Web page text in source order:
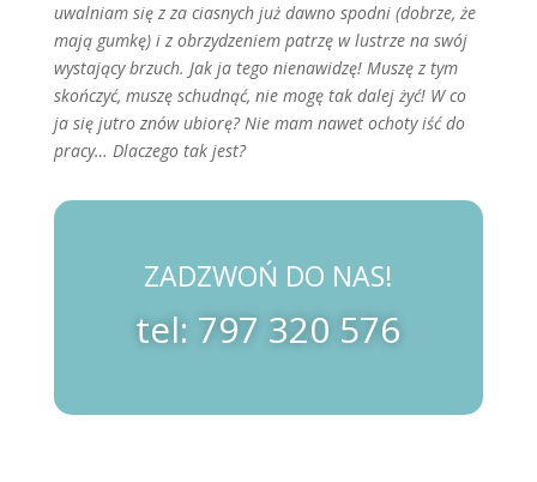
uwalniam się z za ciasnych już dawno spodni (dobrze, że
mają gumkę) i z obrzydzeniem patrzę w lustrze na swój
wystający brzuch. Jak ja tego nienawidzę! Muszę z tym
skończyć, muszę schudnąć, nie mogę tak dalej żyć! W co
ja się jutro znów ubiorę? Nie mam nawet ochoty iść do
pracy… Dlaczego tak jest?
ZADZWOŃ DO NAS!
tel: 797 320 576